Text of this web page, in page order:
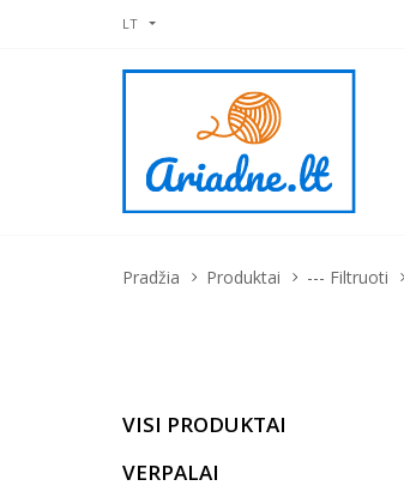
LT
Pradžia Produktai --- Filtruoti
VISI PRODUKTAI
VERPALAI